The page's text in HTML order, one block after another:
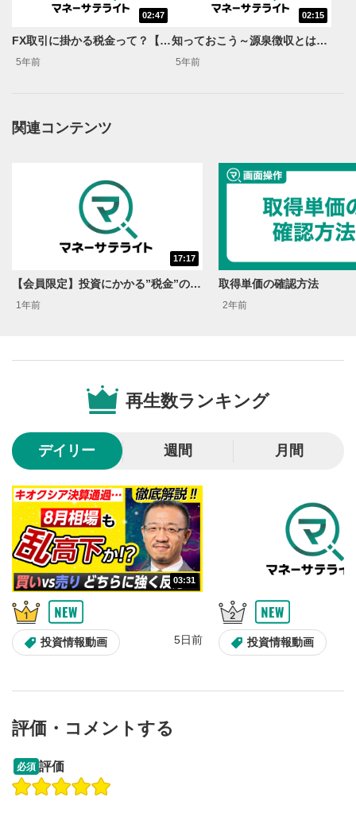
動画再生エリアにマウスを乗せると表示されます。
動画を再生または一時停止します。
10秒戻し/10秒送り
10秒、動画を巻き戻し/早送りします。
再生位置を示しています。再生したい位置をクリック
するとその位置から動画が再生されます。
音量調整
スライダーを上下すると音量が調整できます。
8
全画面表示
動画が全画面で表示されます。再度クリックすると元
02:47
FX取引に掛かる税金って？【税のギモン一問一答】
5年前
02:15
知っておこう～源泉徴収とは？～【税のギモン一問一答】
5年前
関連コンテンツ
17:17
【会員限定】投資にかかる”税金”の話!!＜資産運用！学べる予備校 Season2＞
1年前
取得単価の確認方法
2年前
再生数ランキング
デイリー 週間 月間
03:31
投資情報動画 5日前 投資情報動画
操作説明動画
評価・コメントする
必須 評価